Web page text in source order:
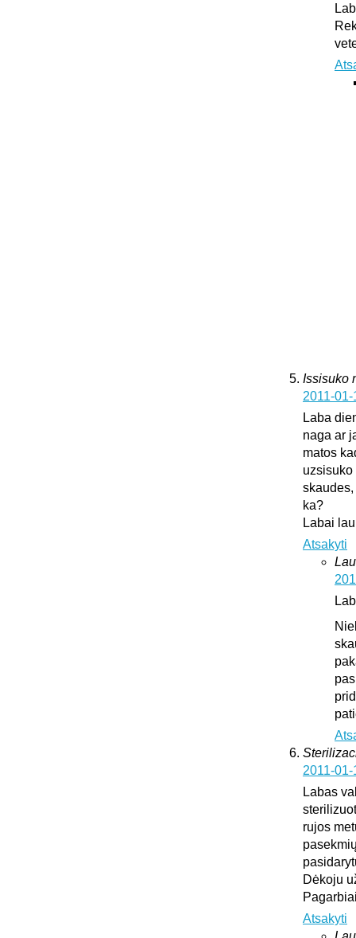
Issisuko
2011-
Laba
naga ar
matos
uzsisuko
ka?
Labai
Atsakyti
2011-
Labas
rujos
Dėkoju
Atsakyti